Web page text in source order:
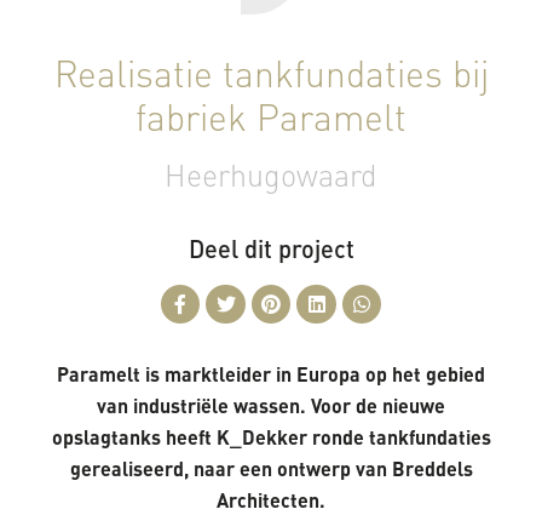
Realisatie tankfundaties bij
fabriek Paramelt
Heerhugowaard
Deel dit project
Paramelt is marktleider in Europa op het gebied
van industriële wassen. Voor de nieuwe
opslagtanks heeft K_Dekker ronde tankfundaties
gerealiseerd, naar een ontwerp van Breddels
Architecten.